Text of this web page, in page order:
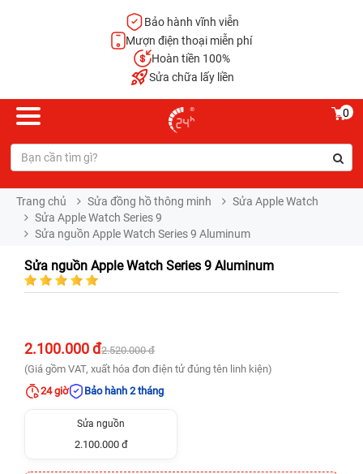
Bảo hành vĩnh viễn
Mượn điện thoại miễn phí
Hoàn tiền 100%
Sửa chữa lấy liền
0
Trang chủ Sửa đồng hồ thông minh
Sửa Apple Watch
Sửa Apple Watch Series 9
Sửa nguồn Apple Watch Series 9 Aluminum
Sửa nguồn Apple Watch Series 9 Aluminum
2.100.000 đ2.520.000 đ
(Giá gồm VAT, xuất hóa đơn điện tử đúng tên linh kiện)
24 giờ
Bảo hành 2 tháng
Sửa nguồn
2.100.000 đ